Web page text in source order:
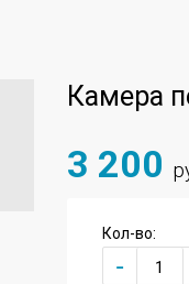
Камера
3 200
Кол-во:
-